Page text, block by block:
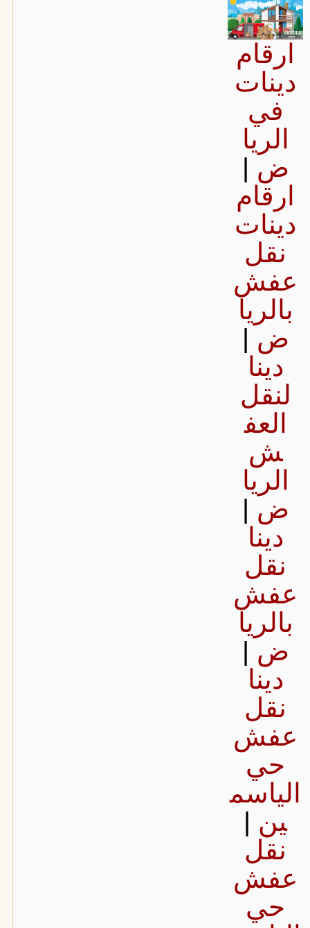
ارقام
دينات
في
الريا
ض |
ارقام
دينات
نقل
عفش
بالريا
ض |
دينا
لنقل
العف
ش
الريا
ض |
دينا
نقل
عفش
بالريا
ض |
دينا
نقل
عفش
حي
الياسم
ين |
نقل
عفش
حي